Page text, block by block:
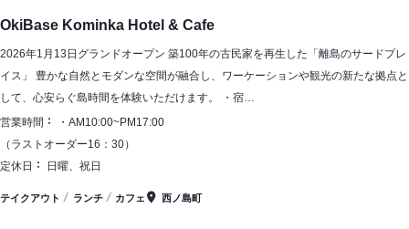
OkiBase Kominka Hotel & Cafe
2026年1月13日グランドオープン 築100年の古民家を再生した「離島のサードプレ
イス」 豊かな自然とモダンな空間が融合し、ワーケーションや観光の新たな拠点と
して、心安らぐ島時間を体験いただけます。 ・宿…
営業時間
・AM10:00~PM17:00
（ラストオーダー16：30）
定休日
日曜、祝日
テイクアウト ランチ カフェ 西ノ島町